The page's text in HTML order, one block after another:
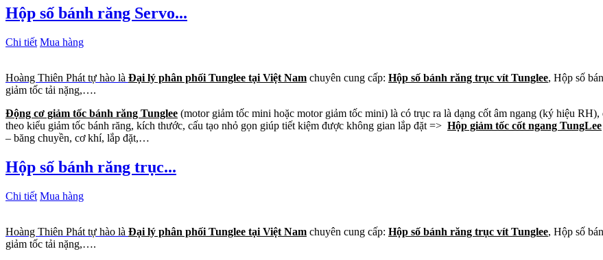
Hộp số bánh răng Servo...
Chi tiết Mua hàng
Hoàng Thiên Phát tự hào là Đại lý phân phối Tunglee tại Việt Nam chuyên cung cấp: Hộp số bánh răng trục vít Tunglee, Hộp số
giảm tốc tải nặng,….
Động cơ giảm tốc bánh răng Tunglee (motor giảm tốc mini hoặc motor giảm tốc mini) là có trục ra là dạng cốt âm ngang (ký hiệu
theo kiểu giảm tốc bánh răng, kích thước, cấu tạo nhỏ gọn giúp tiết kiệm được không gian lắp đặt => Hộp giảm tốc cốt ngang TungLee
– băng chuyền, cơ khí, lắp đặt,…
Hộp số bánh răng trục...
Chi tiết Mua hàng
Hoàng Thiên Phát tự hào là Đại lý phân phối Tunglee tại Việt Nam chuyên cung cấp: Hộp số bánh răng trục vít Tunglee, Hộp số
giảm tốc tải nặng,….